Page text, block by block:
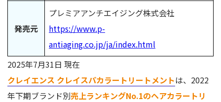
発売元
プレミアアンチエイジング株式会社
https://www.p-
antiaging.co.jp/ja/index.html
2025年7月31日 現在
クレイエンス クレイスパカラートリートメントは、2022
年下期ブランド別売上ランキングNo.1のヘアカラートリ